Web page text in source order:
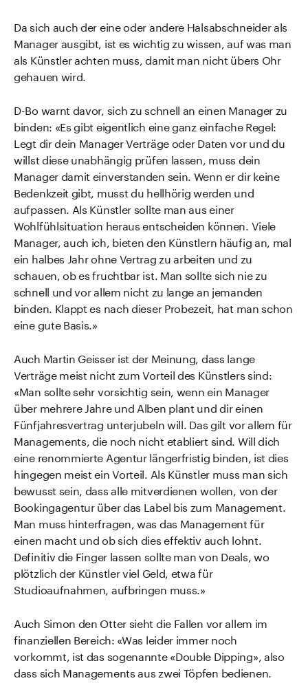
Da sich auch der eine oder andere Halsabschneider als
Manager ausgibt, ist es wichtig zu wissen, auf was man
als Künstler achten muss, damit man nicht übers Ohr
gehauen wird.
D-Bo warnt davor, sich zu schnell an einen Manager zu
binden: «Es gibt eigentlich eine ganz einfache Regel:
Legt dir dein Manager Verträge oder Daten vor und du
willst diese unabhängig prüfen lassen, muss dein
Manager damit einverstanden sein. Wenn er dir keine
Bedenkzeit gibt, musst du hellhörig werden und
aufpassen. Als Künstler sollte man aus einer
Wohlfühlsituation heraus entscheiden können. Viele
Manager, auch ich, bieten den Künstlern häufig an, mal
ein halbes Jahr ohne Vertrag zu arbeiten und zu
schauen, ob es fruchtbar ist. Man sollte sich nie zu
schnell und vor allem nicht zu lange an jemanden
binden. Klappt es nach dieser Probezeit, hat man schon
eine gute Basis.»
Auch Martin Geisser ist der Meinung, dass lange
Verträge meist nicht zum Vorteil des Künstlers sind:
«Man sollte sehr vorsichtig sein, wenn ein Manager
über mehrere Jahre und Alben plant und dir einen
Fünfjahresvertrag unterjubeln will. Das gilt vor allem für
Managements, die noch nicht etabliert sind. Will dich
eine renommierte Agentur längerfristig binden, ist dies
hingegen meist ein Vorteil. Als Künstler muss man sich
bewusst sein, dass alle mitverdienen wollen, von der
Bookingagentur über das Label bis zum Management.
Man muss hinterfragen, was das Management für
einen macht und ob sich dies effektiv auch lohnt.
Definitiv die Finger lassen sollte man von Deals, wo
plötzlich der Künstler viel Geld, etwa für
Studioaufnahmen, aufbringen muss.»
Auch Simon den Otter sieht die Fallen vor allem im
finanziellen Bereich: «Was leider immer noch
vorkommt, ist das sogenannte «Double Dipping», also
dass sich Managements aus zwei Töpfen bedienen.